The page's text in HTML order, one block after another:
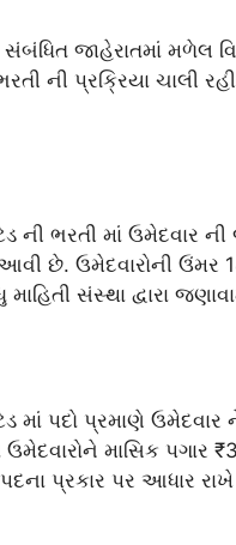
સંબંધિત જાહેરાતમાં મળેલ
ની પ્રક્રિયા ચાલી
ની ભરતી માં ઉમેદવાર
આવી છે. ઉમેદવારોની
સંસ્થા દ્વારા
માં પદો પ્રમાણે
માસિક પગાર
પ્રકાર પર આધાર